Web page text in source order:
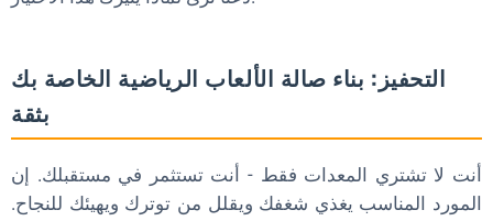
التحفيز: بناء صالة الألعاب الرياضية الخاصة بك
بثقة
أنت لا تشتري المعدات فقط - أنت تستثمر في مستقبلك. إن
المورد المناسب يغذي شغفك ويقلل من توترك ويهيئك للنجاح.